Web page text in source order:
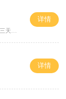
区
详情
详情